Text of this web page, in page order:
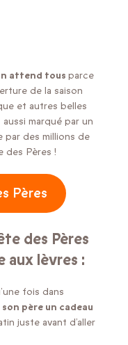
attend tous parce
de la saison
et autres belles
marqué par un
par des millions de
des Pères !
Pères
des Pères
aux lèvres :
fois dans
père un cadeau
juste avant d’aller